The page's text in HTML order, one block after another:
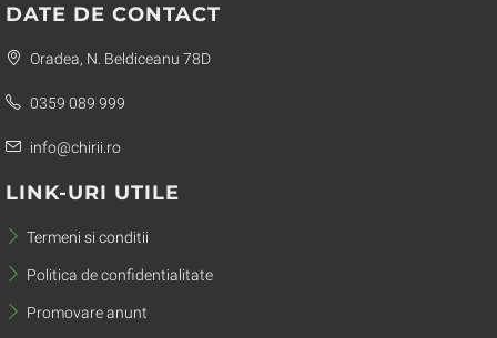
DATE DE CONTACT
Oradea, N. Beldiceanu 78D
0359 089 999
info@chirii.ro
LINK-URI UTILE
Termeni si conditii
Politica de confidentialitate
Promovare anunt